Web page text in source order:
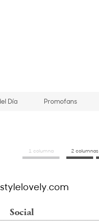
Día Promofans
1 columna 2 columnas
Social